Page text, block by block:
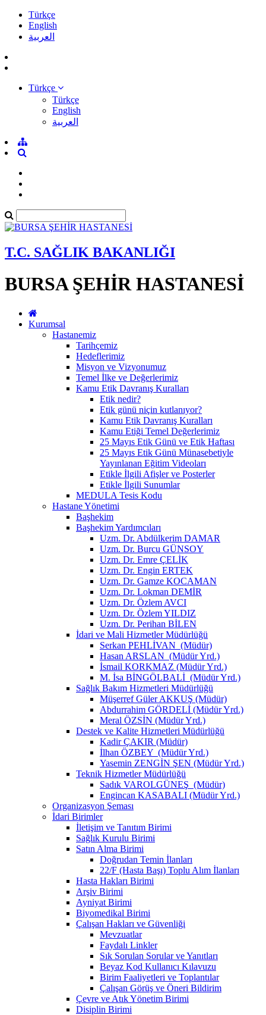
Türkçe
English
العربية
Türkçe
Türkçe
English
العربية
T.C. SAĞLIK BAKANLIĞI
BURSA ŞEHİR HASTANESİ
Kurumsal
Hastanemiz
Tarihçemiz
Hedeflerimiz
Misyon ve Vizyonumuz
Temel İlke ve Değerlerimiz
Kamu Etik Davranış Kuralları
Etik nedir?
Etik günü niçin kutlanıyor?
Kamu Etik Davranış Kuralları
Kamu Etiği Temel Değerlerimiz
25 Mayıs Etik Günü ve Etik Haftası
25 Mayıs Etik Günü Münasebetiyle
Yayınlanan Eğitim Videoları
Etikle İlgili Afişler ve Posterler
Etikle İlgili Sunumlar
MEDULA Tesis Kodu
Hastane Yönetimi
Başhekim
Başhekim Yardımcıları
Uzm. Dr. Abdülkerim DAMAR
Uzm. Dr. Burcu GÜNSOY
Uzm. Dr. Emre ÇELİK
Uzm. Dr. Engin ERTEK
Uzm. Dr. Gamze KOCAMAN
Uzm. Dr. Lokman DEMİR
Uzm. Dr. Özlem AVCI
Uzm. Dr. Özlem YILDIZ
Uzm. Dr. Perihan BİLEN
İdari ve Mali Hizmetler Müdürlüğü
Serkan PEHLİVAN (Müdür)
Hasan ARSLAN (Müdür Yrd.)
İsmail KORKMAZ (Müdür Yrd.)
M. İsa BİNGÖLBALİ (Müdür Yrd.)
Sağlık Bakım Hizmetleri Müdürlüğü
Müşerref Güler AKKUŞ (Müdür)
Abdurrahim GÖRDELİ (Müdür Yrd.)
Meral ÖZSİN (Müdür Yrd.)
Destek ve Kalite Hizmetleri Müdürlüğü
Kadir ÇAKIR (Müdür)
İlhan ÖZBEY (Müdür Yrd.)
Yasemin ZENGİN ŞEN (Müdür Yrd.)
Teknik Hizmetler Müdürlüğü
Sadık VAROLGÜNEŞ (Müdür)
Engincan KASABALI (Müdür Yrd.)
Organizasyon Şeması
İdari Birimler
İletişim ve Tanıtım Birimi
Sağlık Kurulu Birimi
Satın Alma Birimi
Doğrudan Temin İlanları
22/F (Hasta Başı) Toplu Alım İlanları
Hasta Hakları Birimi
Arşiv Birimi
Ayniyat Birimi
Biyomedikal Birimi
Çalışan Hakları ve Güvenliği
Mevzuatlar
Faydalı Linkler
Sık Sorulan Sorular ve Yanıtları
Beyaz Kod Kullanıcı Kılavuzu
Birim Faaliyetleri ve Toplantılar
Çalışan Görüş ve Öneri Bildirim
Çevre ve Atık Yönetim Birimi
Disiplin Birimi